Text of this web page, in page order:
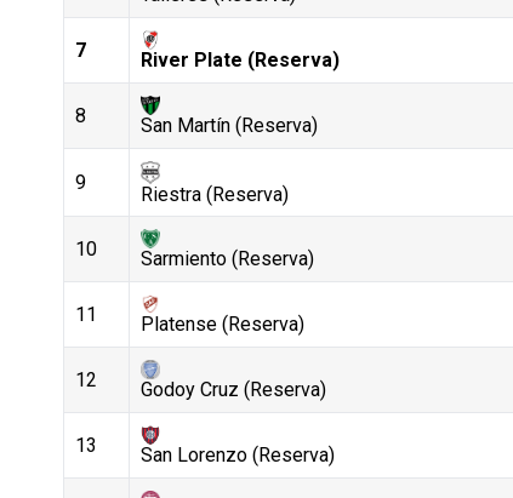
7 River Plate (Reserva)
8 San Martín (Reserva)
9 Riestra (Reserva)
10 Sarmiento (Reserva)
11 Platense (Reserva)
12 Godoy Cruz (Reserva)
13 San Lorenzo (Reserva)